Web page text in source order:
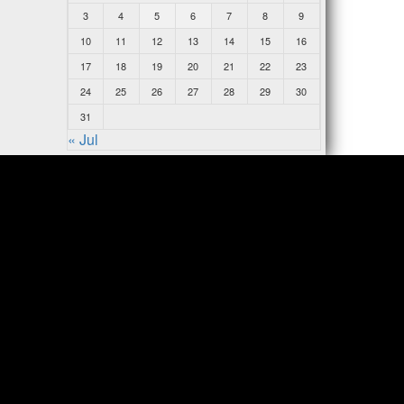
3
4 5 6 7 8
9
10
11 12 13 14 15
16
17
18 19 20 21 22
23
24
25 26 27 28 29
30
31
« Jul